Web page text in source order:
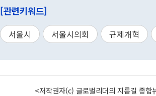
[관련키워드]
서울시 서울시의회 규제개혁
<저작권자(c) 글로벌리더의 지름길 종